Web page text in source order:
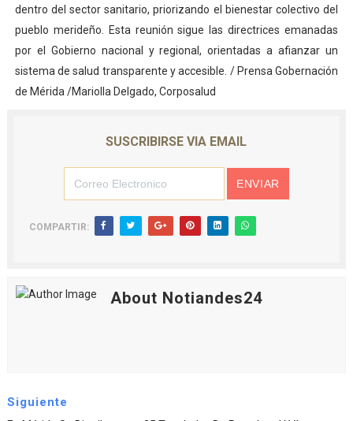
dentro del sector sanitario, priorizando el bienestar colectivo del
pueblo merideño. Esta reunión sigue las directrices emanadas
por el Gobierno nacional y regional, orientadas a afianzar un
sistema de salud transparente y accesible. / Prensa Gobernación
de Mérida /Mariolla Delgado, Corposalud
SUSCRIBIRSE VIA EMAIL
COMPARTIR:
About Notiandes24
Siguiente